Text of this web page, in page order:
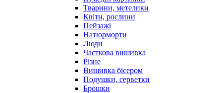
Тварини, метелики
Квіти, рослини
Пейзажі
Натюрморти
Люди
Часткова вишивка
Різне
Вишивка бісером
Подушки, серветки
Брошки